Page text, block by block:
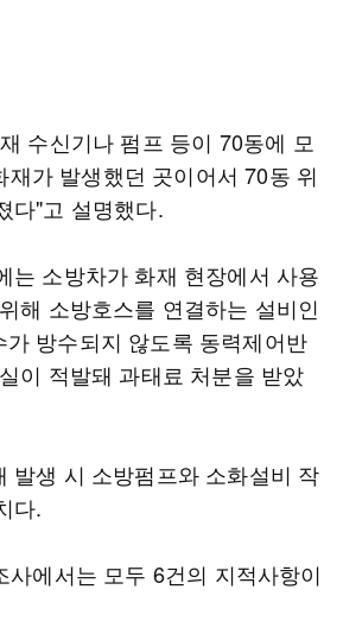
수신기나 펌프 등이 70동에 모
재가 발생했던 곳이어서 70동 위
다"고 설명했다.
는 소방차가 화재 현장에서 사용
해 소방호스를 연결하는 설비인
방수되지 않도록 동력제어반
이 적발돼 과태료 처분을 받았
발생 시 소방펌프와 소화설비 작
다.
사에서는 모두 6건의 지적사항이